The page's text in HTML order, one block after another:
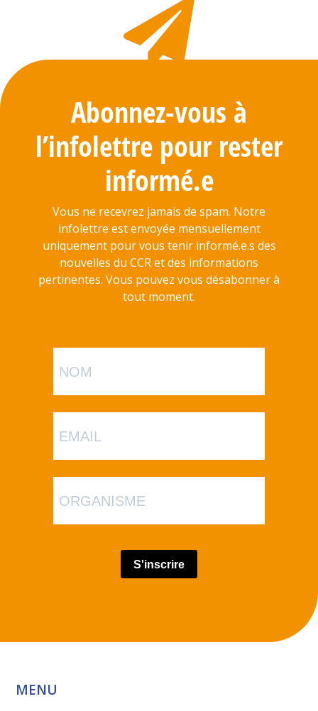
Abonnez-vous à
l’infolettre pour rester
informé.e
Vous ne recevrez jamais de spam. Notre
infolettre est envoyée mensuellement
uniquement pour vous tenir informé.e.s des
nouvelles du CCR et des informations
pertinentes. Vous pouvez vous désabonner à
tout moment.
S'inscrire
MENU